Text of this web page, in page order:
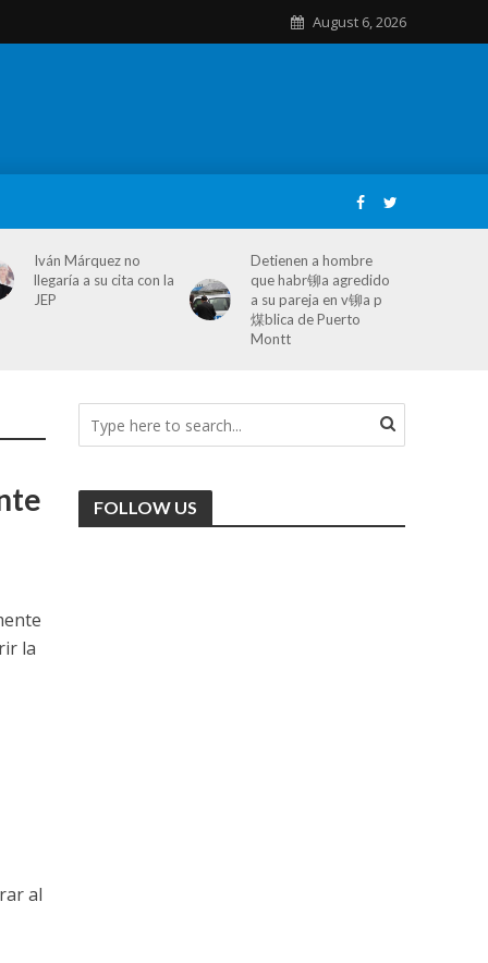
August 6, 2026
Iván Márquez no
llegaría a su cita con la
JEP
Detienen a hombre
que habr铆a agredido
a su pareja en v铆a p
煤blica de Puerto
Montt
la
al
FOLLOW US